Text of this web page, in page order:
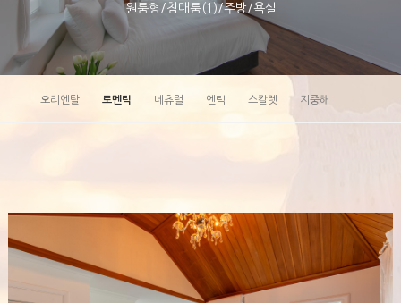
원룸형/침대룸(1)/주방/욕실
오리엔탈 로멘틱 네츄럴 엔틱 스칼렛 지중해